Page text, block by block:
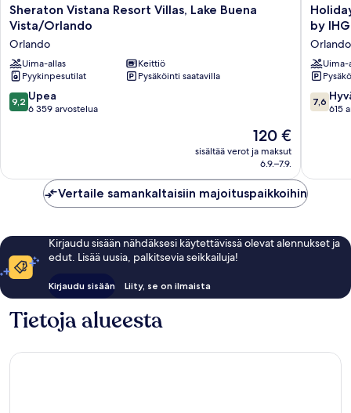
Sheraton
Vistana
Resort
Villas,
Lake
Buena
Vista/Orlando
Orlando
Sheraton Vistana Resort Villas, Lake Buena
Vista/Orlando
Orlando
Uima-allas
Keittiö
Pyykinpesutilat
Pysäköinti saatavilla
9.2
kautta
9,2 Upea
6 359 arvostelua
Hinta
on
120 €
120 €
sisältää verot ja maksut
6.9.–7.9.
Holiday
Inn
Resort
Orlando
Suites
-
by
by IHG
Orlando
Uima-
7.6
kautta
7,6
615
Vertaile samankaltaisiin majoituspaikkoihin
Kirjaudu sisään nähdäksesi käytettävissä olevat alennukset ja
edut. Lisää uusia, palkitsevia seikkailuja!
Kirjaudu sisään Liity, se on ilmaista
Tietoja alueesta